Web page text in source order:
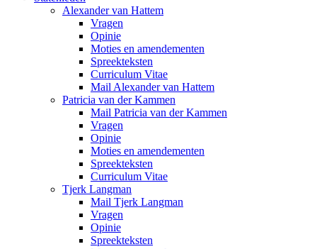
Alexander van Hattem
Vragen
Opinie
Moties en amendementen
Spreekteksten
Curriculum Vitae
Mail Alexander van Hattem
Patricia van der Kammen
Mail Patricia van der Kammen
Vragen
Opinie
Moties en amendementen
Spreekteksten
Curriculum Vitae
Tjerk Langman
Mail Tjerk Langman
Vragen
Opinie
Spreekteksten